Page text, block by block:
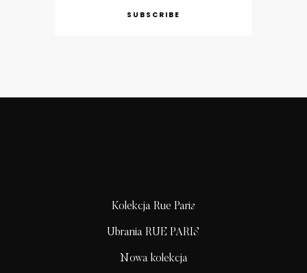
SUBSCRIBE
Kolekcja Rue Paris
Ubrania RUE PARIS
Nowa kolekcja